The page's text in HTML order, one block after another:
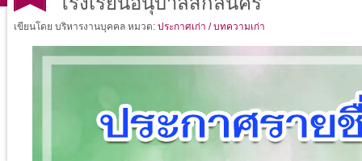
เขียนโดย บริหารงานบุคคล หมวด: ประกาศเก่า / บทความเก่า